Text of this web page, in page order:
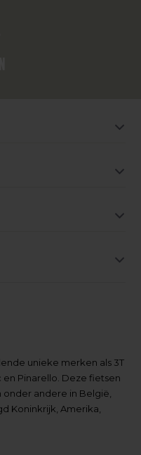
unieke merken als 3T
en Pinarello. Deze fietsen
andere in België,
Koninkrijk, Amerika,